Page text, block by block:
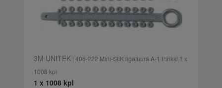
3M UNITEK| 406-222 Mini-StiK ligatuura A-1 Pinkki 1 x
1008 kpl
1 x 1008 kpl